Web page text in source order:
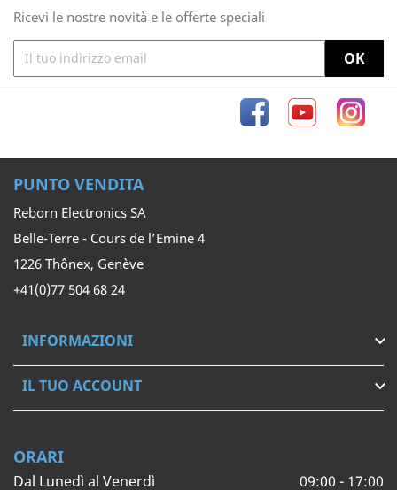
Ricevi le nostre novità e le offerte speciali
FacebookYouTube
PUNTO VENDITA
Reborn Electronics SA
Belle-Terre - Cours de l’Emine 4
1226 Thônex, Genève
+41(0)77 504 68 24
INFORMAZIONI 
IL TUO ACCOUNT 
ORARI
Dal Lunedì al Venerdì 09:00 - 17:00